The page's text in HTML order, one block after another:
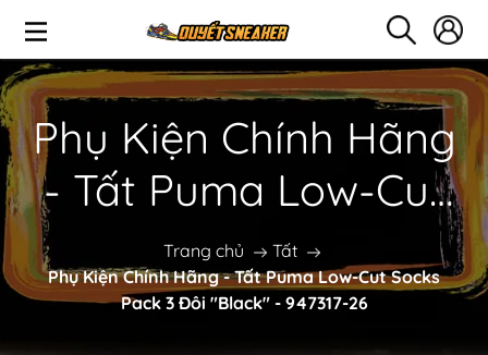
Phụ Kiện Chính Hãng
- Tất Puma Low-Cut
Socks Pack 3 Đôi
"Black" - 947317-26
Trang chủ
Tất
Phụ Kiện Chính Hãng - Tất Puma Low-Cut Socks
Pack 3 Đôi "Black" - 947317-26